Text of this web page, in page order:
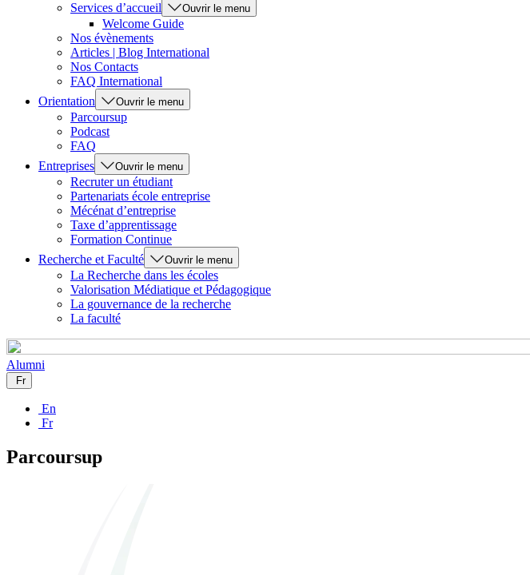
Services d’accueil
Ouvrir le menu
Welcome Guide
Nos évènements
Articles | Blog International
Nos Contacts
FAQ International
Orientation
Ouvrir le menu
Parcoursup
Podcast
FAQ
Entreprises
Ouvrir le menu
Recruter un étudiant
Partenariats école entreprise
Mécénat d’entreprise
Taxe d’apprentissage
Formation Continue
Recherche et Faculté
Ouvrir le menu
La Recherche dans les écoles
Valorisation Médiatique et Pédagogique
La gouvernance de la recherche
La faculté
Alumni
Fr
En
Fr
Parcoursup